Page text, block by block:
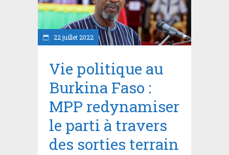
22 juillet 2022
Vie politique au
Burkina Faso :
MPP redynamiser
le parti à travers
des sorties terrain